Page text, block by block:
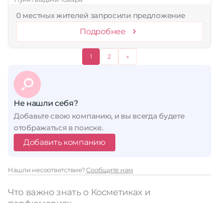
0 местных жителей запросили предложение
Подробнее
1 2 »
Не нашли себя?
Добавьте свою компанию, и вы всегда будете
отображаться в поиске.
Добавить компанию
Нашли несоответствие?Сообщите нам
Что важно знать о Косметиках и